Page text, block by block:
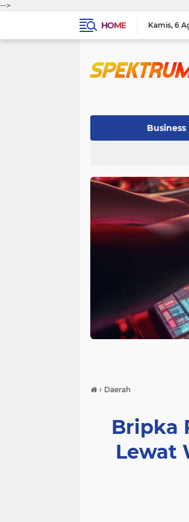
-->
HOME
Kamis 6
Business
› Daerah
Bripka
Lewat